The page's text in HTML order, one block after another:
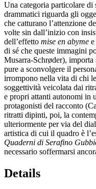
Una categoria particolare
drammatici riguarda gli
che catturano l’attenzione
volte sin dall’inizio con
dell’effetto mise en abyme
di sé che queste immagini
Musarra-Schrøder),
pure a sconvolgere il
irrompono nella vita di chi
soggettività veicolata dai
e propri attanti autonomi in
protagonisti del racconto
ritratti dipinti, poi, la
ulteriormente per via del
artistica di cui il quadro è
Quaderni di Serafino
necessario soffermarsi
Details